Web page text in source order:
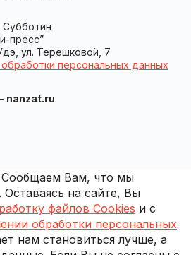
Субботин
пресс”
ул. Терешковой, 7
персональных данных
nanzat.ru
Вам, что мы
Оставаясь на сайте, Вы
файлов Cookies и с
обработки персональных
нам становиться лучше, а